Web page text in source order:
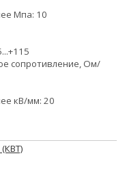
Мпа: 10
сопротивление, Ом/
кВ/мм: 20